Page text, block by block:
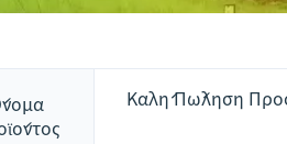
Καλή Πώληση